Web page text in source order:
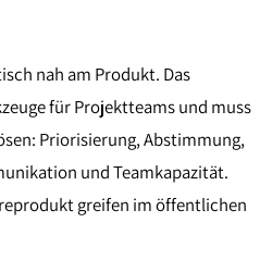
nah am Produkt. Das
für Projektteams und muss
Priorisierung, Abstimmung,
und Teamkapazität.
greifen im öffentlichen